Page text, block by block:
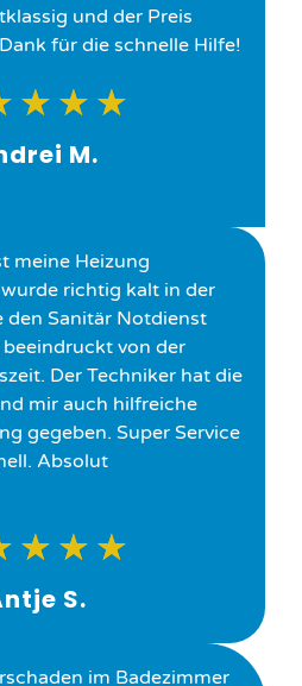
und der Preis
für die schnelle Hilfe!
★ ★ ★
M.
meine Heizung
richtig kalt in der
den Sanitär Notdienst
von der
Der Techniker hat die
mir auch hilfreiche
gegeben. Super Service
Absolut
★ ★ ★
S.
im Badezimmer